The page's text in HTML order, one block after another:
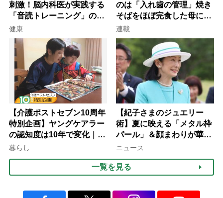
刺激！脳内科医が実践する
「音読トレーニング」の極
意
健康
のは「入れ歯の管理」焼き
そばをほぼ完食した母に息
子が血の気が引いた理由
連載
【介護ポストセブン10周年
特別企画】ヤングケアラー
の認知度は10年で変化｜流
行語大賞にノミネート、法
暮らし
【紀子さまのジュエリー
術】夏に映える「メタル枠
パール」＆顔まわりが華や
ぐ「揺れる一粒」の使い分
ニュース
一覧を見る